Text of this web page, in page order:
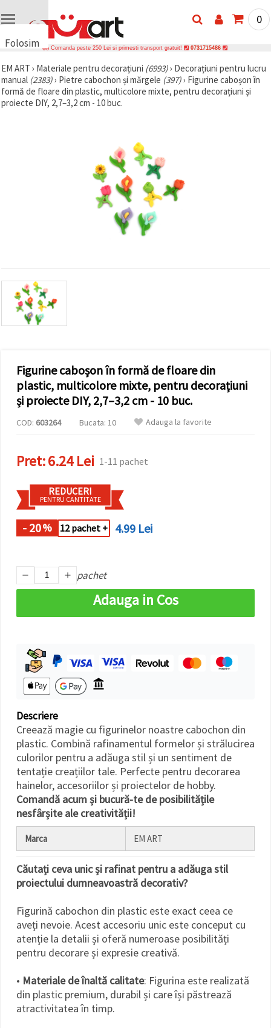
Folosim
uri
🍪 Folosim
cookie-uri
și
afișa
conținut și
reclame
mai
relevante,
inclusiv cu
ajutorul
marketing.
Puteți fi de
acord să
utilizați
toate
cookie -
toate!" Sau
să vă
preferințele
în setări
selectând
un tip de
cookie -uri
dat și
"Salvați"
0
Comanda peste 250 Lei si primesti transport gratuit! 0731715486
EM ART › Materiale pentru decorațiuni (6993)› Decorațiuni pentru lucru
manual (2383)› Pietre cabochon și mărgele (397)› Figurine caboșon în
formă de floare din plastic, multicolore mixte, pentru decorațiuni și
proiecte DIY, 2,7–3,2 cm - 10 buc.
Figurine caboșon în formă de floare din
plastic, multicolore mixte, pentru decorațiuni
și proiecte DIY, 2,7–3,2 cm - 10 buc.
COD: 603264 Bucata: 10 Adauga la favorite
Pret:6.24 Lei 1-11 pachet
REDUCERI
PENTRU CANTITATE
- 20% 12 pachet + 4.99 Lei
pachet
Adauga in Cos
Descriere
Creează magie cu figurinelor noastre cabochon din
plastic. Combină rafinamentul formelor și strălucirea
culorilor pentru a adăuga stil și un sentiment de
tentație creațiilor tale. Perfecte pentru decorarea
hainelor, accesoriilor și proiectelor de hobby.
Comandă acum și bucură-te de posibilitățile
nesfârșite ale creativității!
Marca EM ART
Căutați ceva unic și rafinat pentru a adăuga stil
proiectului dumneavoastră decorativ?
Figurină cabochon din plastic este exact ceea ce
aveți nevoie. Acest accesoriu unic este conceput cu
atenție la detalii și oferă numeroase posibilități
pentru decorare și expresie creativă.
• Materiale de înaltă calitate: Figurina este realizată
din plastic premium, durabil și care își păstrează
atractivitatea în timp.